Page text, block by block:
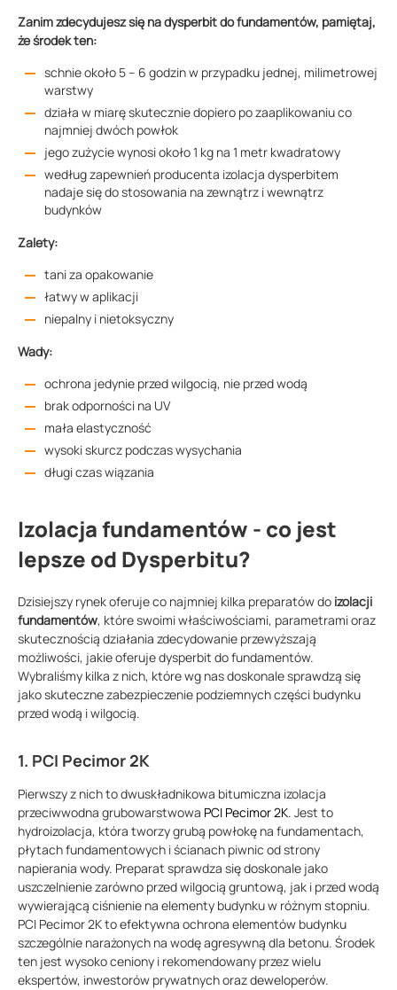
Zanim zdecydujesz się na dysperbit do fundamentów, pamiętaj,
że środek ten:
schnie około 5 – 6 godzin w przypadku jednej, milimetrowej
warstwy
działa w miarę skutecznie dopiero po zaaplikowaniu co
najmniej dwóch powłok
jego zużycie wynosi około 1 kg na 1 metr kwadratowy
według zapewnień producenta izolacja dysperbitem
nadaje się do stosowania na zewnątrz i wewnątrz
budynków
Zalety:
tani za opakowanie
łatwy w aplikacji
niepalny i nietoksyczny
Wady:
ochrona jedynie przed wilgocią, nie przed wodą
brak odporności na UV
mała elastyczność
wysoki skurcz podczas wysychania
długi czas wiązania
Izolacja fundamentów - co jest
lepsze od Dysperbitu?
Dzisiejszy rynek oferuje co najmniej kilka preparatów do izolacji
fundamentów, które swoimi właściwościami, parametrami oraz
skutecznością działania zdecydowanie przewyższają
możliwości, jakie oferuje dysperbit do fundamentów.
Wybraliśmy kilka z nich, które wg nas doskonale sprawdzą się
jako skuteczne zabezpieczenie podziemnych części budynku
przed wodą i wilgocią.
1. PCI Pecimor 2K
Pierwszy z nich to dwuskładnikowa bitumiczna izolacja
przeciwwodna grubowarstwowa PCI Pecimor 2K. Jest to
hydroizolacja, która tworzy grubą powłokę na fundamentach,
płytach fundamentowych i ścianach piwnic od strony
napierania wody. Preparat sprawdza się doskonale jako
uszczelnienie zarówno przed wilgocią gruntową, jak i przed wodą
wywierającą ciśnienie na elementy budynku w różnym stopniu.
PCI Pecimor 2K to efektywna ochrona elementów budynku
szczególnie narażonych na wodę agresywną dla betonu. Środek
ten jest wysoko ceniony i rekomendowany przez wielu
ekspertów, inwestorów prywatnych oraz deweloperów.